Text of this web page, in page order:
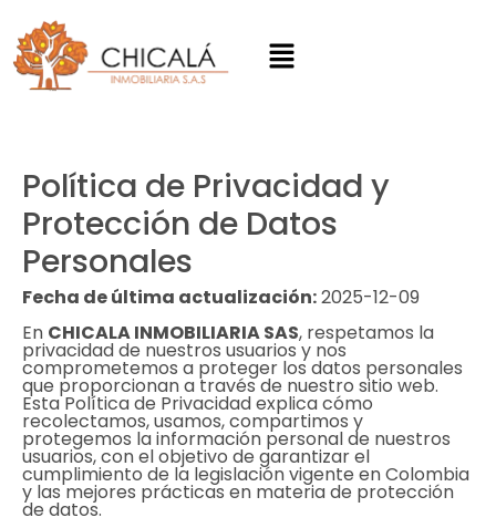
Política de Privacidad y
Protección de Datos
Personales
Fecha de última actualización:2025-12-09
En CHICALA INMOBILIARIA SAS, respetamos la
privacidad de nuestros usuarios y nos
comprometemos a proteger los datos personales
que proporcionan a través de nuestro sitio web.
Esta Política de Privacidad explica cómo
recolectamos, usamos, compartimos y
protegemos la información personal de nuestros
usuarios, con el objetivo de garantizar el
cumplimiento de la legislación vigente en Colombia
y las mejores prácticas en materia de protección
de datos.